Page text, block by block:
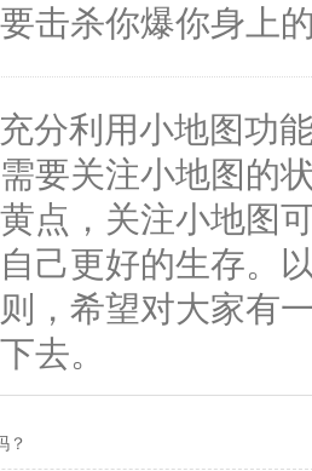
击杀你爆你身上
分利用小地图功
要关注小地图的
点，关注小地图
己更好的生存。
，希望对大家有
去。
？